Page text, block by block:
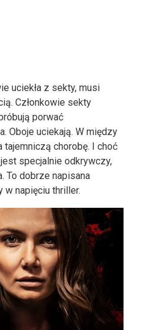
uciekła z sekty, musi
Członkowie sekty
porwać
Oboje uciekają. W między
tajemniczą chorobę. I choć
jest specjalnie odkrywczy,
To dobrze napisana
w napięciu thriller.